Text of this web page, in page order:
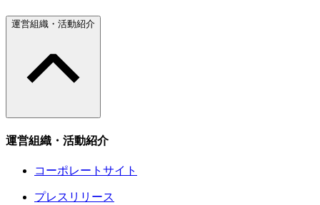
運営組織・活動紹介
運営組織・活動紹介
コーポレートサイト
プレスリリース